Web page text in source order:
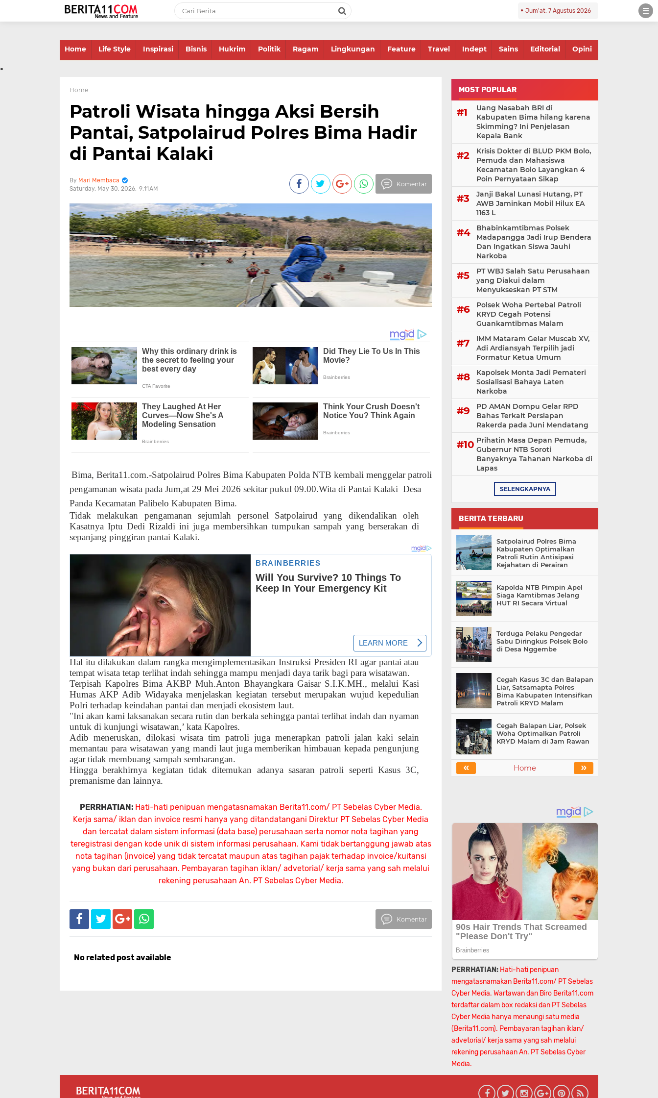
Jum'at, 7 Agustus 2026
Home Life Style Inspirasi Bisnis Hukrim Politik Ragam Lingkungan Feature Travel Indept Sains Editorial Opini
.
Home
Patroli Wisata hingga Aksi Bersih
Pantai, Satpolairud Polres Bima Hadir
di Pantai Kalaki
Mari Membaca
Saturday, May 30, 2026 9:11 AM
Komentar
Bima, Berita11.com.-Satpolairud Polres Bima Kabupaten Polda NTB kembali menggelar patroli
pengamanan wisata pada Jum,at 29 Mei 2026 sekitar pukul 09.00.Wita di Pantai Kalaki Desa
Panda Kecamatan Palibelo Kabupaten Bima.
Tidak melakukan pengamanan sejumlah personel Satpolairud yang dikendalikan oleh
Kasatnya Iptu Dedi Rizaldi ini juga membersihkan tumpukan sampah yang berserakan di
sepanjang pinggiran pantai Kalaki.
Hal itu dilakukan dalam rangka mengimplementasikan Instruksi Presiden RI agar pantai atau
tempat wisata tetap terlihat indah sehingga mampu menjadi daya tarik bagi para wisatawan.
Terpisah Kapolres Bima AKBP Muh.Anton Bhayangkara Gaisar S.I.K.MH., melalui Kasi
Humas AKP Adib Widayaka menjelaskan kegiatan tersebut merupakan wujud kepedulian
Polri terhadap keindahan pantai dan menjadi ekosistem laut.
"Ini akan kami laksanakan secara rutin dan berkala sehingga pantai terlihat indah dan nyaman
untuk di kunjungi wisatawan,’ kata Kapolres.
Adib meneruskan, dilokasi wisata tim patroli juga menerapkan patroli jalan kaki selain
memantau para wisatawan yang mandi laut juga memberikan himbauan kepada pengunjung
agar tidak membuang sampah sembarangan.
Hingga berakhirnya kegiatan tidak ditemukan adanya sasaran patroli seperti Kasus 3C,
premanisme dan lainnya.
PERRHATIAN: Hati-hati penipuan mengatasnamakan Berita11.com/ PT Sebelas Cyber Media.
Kerja sama/ iklan dan invoice resmi hanya yang ditandatangani Direktur PT Sebelas Cyber Media
dan tercatat dalam sistem informasi (data base) perusahaan serta nomor nota tagihan yang
teregistrasi dengan kode unik di sistem informasi perusahaan. Kami tidak bertanggung jawab atas
nota tagihan (invoice) yang tidak tercatat maupun atas tagihan pajak terhadap invoice/kuitansi
yang bukan dari perusahaan. Pembayaran tagihan iklan/ advetorial/ kerja sama yang sah melalui
rekening perusahaan An. PT Sebelas Cyber Media.
Komentar
No related post available
MOST POPULAR
Uang Nasabah BRI di
Kabupaten Bima hilang karena
Skimming? Ini Penjelasan
Kepala Bank
Krisis Dokter di BLUD PKM Bolo,
Pemuda dan Mahasiswa
Kecamatan Bolo Layangkan 4
Poin Pernyataan Sikap
Janji Bakal Lunasi Hutang, PT
AWB Jaminkan Mobil Hilux EA
1163 L
Bhabinkamtibmas Polsek
Madapangga Jadi Irup Bendera
Dan Ingatkan Siswa Jauhi
Narkoba
PT WBJ Salah Satu Perusahaan
yang Diakui dalam
Menyukseskan PT STM
Polsek Woha Pertebal Patroli
KRYD Cegah Potensi
Guankamtibmas Malam
IMM Mataram Gelar Muscab XV,
Adi Ardiansyah Terpilih jadi
Formatur Ketua Umum
Kapolsek Monta Jadi Pemateri
Sosialisasi Bahaya Laten
Narkoba
PD AMAN Dompu Gelar RPD
Bahas Terkait Persiapan
Rakerda pada Juni Mendatang
Prihatin Masa Depan Pemuda,
Gubernur NTB Soroti
Banyaknya Tahanan Narkoba di
Lapas
SELENGKAPNYA
BERITA TERBARU
Satpolairud Polres Bima
Kabupaten Optimalkan
Patroli Rutin Antisipasi
Kejahatan di Perairan
Kapolda NTB Pimpin Apel
Siaga Kamtibmas Jelang
HUT RI Secara Virtual
Terduga Pelaku Pengedar
Sabu Diringkus Polsek Bolo
di Desa Nggembe
Cegah Kasus 3C dan Balapan
Liar, Satsamapta Polres
Bima Kabupaten Intensifkan
Patroli KRYD Malam
Cegah Balapan Liar, Polsek
Woha Optimalkan Patroli
KRYD Malam di Jam Rawan
« »
Home
PERRHATIAN: Hati-hati penipuan
mengatasnamakan Berita11.com/ PT Sebelas
Cyber Media. Wartawan dan Biro Berita11.com
terdaftar dalam box redaksi dan PT Sebelas
Cyber Media hanya menaungi satu media
(Berita11.com). Pembayaran tagihan iklan/
advetorial/ kerja sama yang sah melalui
rekening perusahaan An. PT Sebelas Cyber
Media.